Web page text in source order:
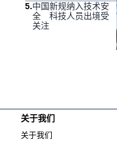
5.中国新规纳入技术安
全 科技人员出境受
关注
关于我们
关于我们